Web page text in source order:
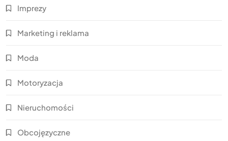
Imprezy
Marketing i reklama
Moda
Motoryzacja
Nieruchomości
Obcojęzyczne